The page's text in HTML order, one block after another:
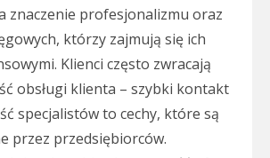
znaczenie profesjonalizmu oraz
którzy zajmują się ich
Klienci często zwracają
obsługi klienta – szybki kontakt
specjalistów to cechy, które są
przez przedsiębiorców.